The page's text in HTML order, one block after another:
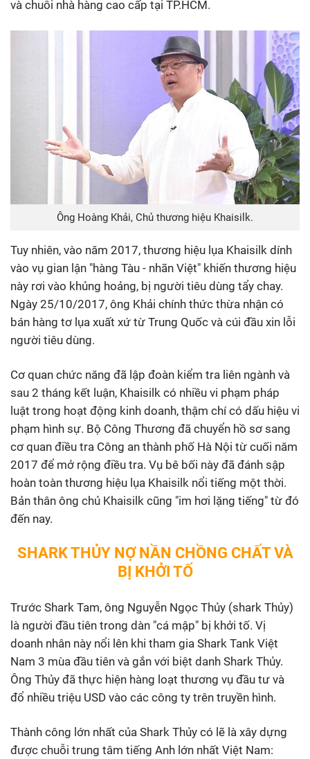
và chuỗi nhà hàng cao cấp tại TP.HCM.
Ông Hoàng Khải, Chủ thương hiệu Khaisilk.
Tuy nhiên, vào năm 2017, thương hiệu lụa Khaisilk dính
vào vụ gian lận "hàng Tàu - nhãn Việt" khiến thương hiệu
này rơi vào khủng hoảng, bị người tiêu dùng tẩy chay.
Ngày 25/10/2017, ông Khải chính thức thừa nhận có
bán hàng tơ lụa xuất xứ từ Trung Quốc và cúi đầu xin lỗi
người tiêu dùng.
Cơ quan chức năng đã lập đoàn kiểm tra liên ngành và
sau 2 tháng kết luận, Khaisilk có nhiều vi phạm pháp
luật trong hoạt động kinh doanh, thậm chí có dấu hiệu vi
phạm hình sự. Bộ Công Thương đã chuyển hồ sơ sang
cơ quan điều tra Công an thành phố Hà Nội từ cuối năm
2017 để mở rộng điều tra. Vụ bê bối này đã đánh sập
hoàn toàn thương hiệu lụa Khaisilk nổi tiếng một thời.
Bản thân ông chủ Khaisilk cũng "im hơi lặng tiếng" từ đó
đến nay.
SHARK THỦY NỢ NẦN CHỒNG CHẤT VÀ
BỊ KHỞI TỐ
Trước Shark Tam, ông Nguyễn Ngọc Thủy (shark Thủy)
là người đầu tiên trong dàn "cá mập" bị khởi tố. Vị
doanh nhân này nổi lên khi tham gia Shark Tank Việt
Nam 3 mùa đầu tiên và gắn với biệt danh Shark Thủy.
Ông Thủy đã thực hiện hàng loạt thương vụ đầu tư và
đổ nhiều triệu USD vào các công ty trên truyền hình.
Thành công lớn nhất của Shark Thủy có lẽ là xây dựng
được chuỗi trung tâm tiếng Anh lớn nhất Việt Nam: